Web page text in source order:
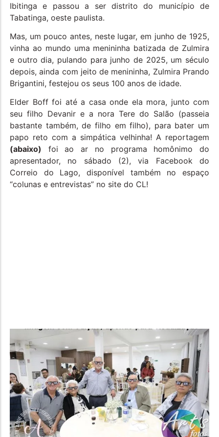
Ibitinga e passou a ser distrito do município de
Tabatinga, oeste paulista.
Mas, um pouco antes, neste lugar, em junho de 1925,
vinha ao mundo uma menininha batizada de Zulmira
e outro dia, pulando para junho de 2025, um século
depois, ainda com jeito de menininha, Zulmira Prando
Brigantini, festejou os seus 100 anos de idade.
Elder Boff foi até a casa onde ela mora, junto com
seu filho Devanir e a nora Tere do Salão (passeia
bastante também, de filho em filho), para bater um
papo reto com a simpática velhinha! A reportagem
(abaixo) foi ao ar no programa homônimo do
apresentador, no sábado (2), via Facebook do
Correio do Lago, disponível também no espaço
“colunas e entrevistas” no site do CL!